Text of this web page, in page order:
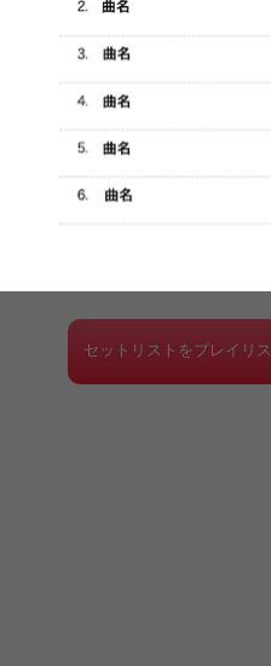
びセットリスト情報の正確性は保証され
る場合は、
こちら
よりご連絡をお願い致
株式会社ページワンが運営する歌詞サイト
セットリストをプレイリ